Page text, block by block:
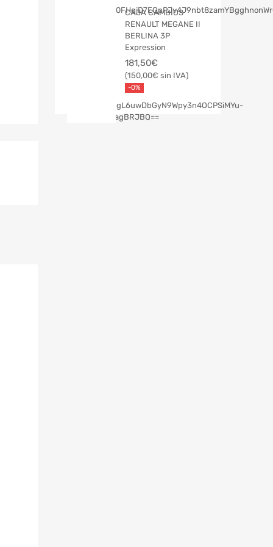
CAJA CAMBIOS
RENAULT MEGANE II
BERLINA 3P
Expression
181,50€
150,00€
-0%